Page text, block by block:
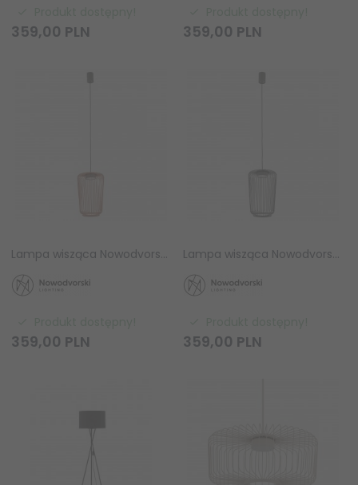
359,00 PLN 359,00 PLN
Lampa wisząca Nowodvorski KENAI B 12223 terakota GX53 pionowa tuba
359,00 PLN
Lampa wisząca Nowodvorski KENAI B 12224 jedwabisty grafit GX53 pionowa
359,00 PLN